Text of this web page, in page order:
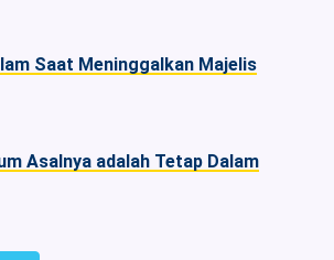
Saat Meninggalkan Majelis
Asalnya adalah Tetap Dalam